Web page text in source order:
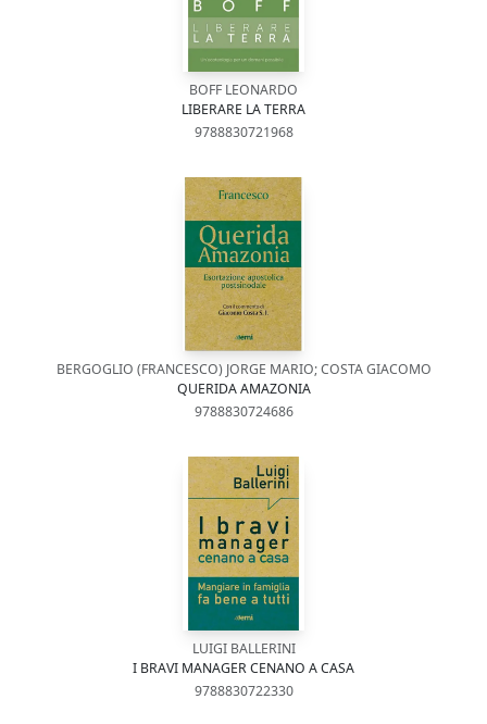
BOFF LEONARDO
LIBERARE LA TERRA
9788830721968
BERGOGLIO (FRANCESCO) JORGE MARIO; COSTA GIACOMO
QUERIDA AMAZONIA
9788830724686
LUIGI BALLERINI
I BRAVI MANAGER CENANO A CASA
9788830722330